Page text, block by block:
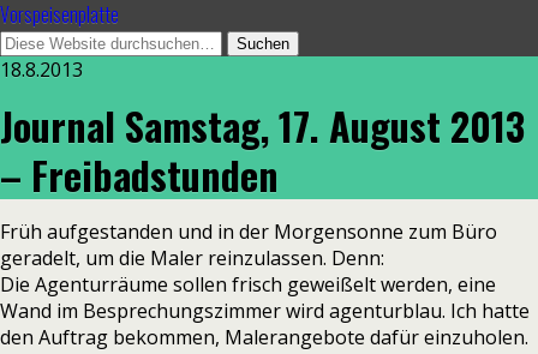
Vorspeisenplatte
18.8.2013
Journal Samstag, 17. August 2013
– Freibadstunden
Früh aufgestanden und in der Morgensonne zum Büro
geradelt, um die Maler reinzulassen. Denn:
Die Agenturräume sollen frisch geweißelt werden, eine
Wand im Besprechungszimmer wird agenturblau. Ich hatte
den Auftrag bekommen, Malerangebote dafür einzuholen.